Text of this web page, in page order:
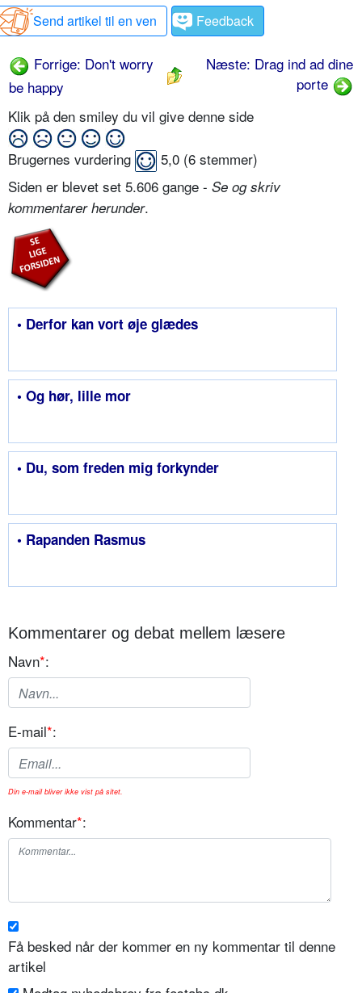
Send artikel til en ven
Feedback
Forrige: Don't worry
be happy
Næste: Drag ind ad dine
porte
Klik på den smiley du vil give denne side
Brugernes vurdering 5,0 (6 stemmer)
Siden er blevet set 5.606 gange - Se og skriv
kommentarer herunder.
• Derfor kan vort øje glædes
• Og hør, lille mor
• Du, som freden mig forkynder
• Rapanden Rasmus
Kommentarer og debat mellem læsere
Navn*:
E-mail*:
Din e-mail bliver ikke vist på sitet.
Kommentar*:
Få besked når der kommer en ny kommentar til denne
artikel